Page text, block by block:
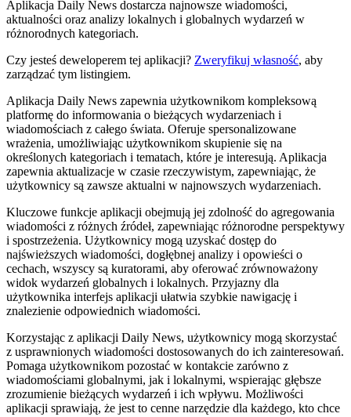
Aplikacja Daily News dostarcza najnowsze wiadomości,
aktualności oraz analizy lokalnych i globalnych wydarzeń w
różnorodnych kategoriach.
Czy jesteś deweloperem tej aplikacji? Zweryfikuj własność, aby
zarządzać tym listingiem.
Aplikacja Daily News zapewnia użytkownikom kompleksową
platformę do informowania o bieżących wydarzeniach i
wiadomościach z całego świata. Oferuje spersonalizowane
wrażenia, umożliwiając użytkownikom skupienie się na
określonych kategoriach i tematach, które je interesują. Aplikacja
zapewnia aktualizacje w czasie rzeczywistym, zapewniając, że
użytkownicy są zawsze aktualni w najnowszych wydarzeniach.
Kluczowe funkcje aplikacji obejmują jej zdolność do agregowania
wiadomości z różnych źródeł, zapewniając różnorodne perspektywy
i spostrzeżenia. Użytkownicy mogą uzyskać dostęp do
najświeższych wiadomości, dogłębnej analizy i opowieści o
cechach, wszyscy są kuratorami, aby oferować zrównoważony
widok wydarzeń globalnych i lokalnych. Przyjazny dla
użytkownika interfejs aplikacji ułatwia szybkie nawigację i
znalezienie odpowiednich wiadomości.
Korzystając z aplikacji Daily News, użytkownicy mogą skorzystać
z usprawnionych wiadomości dostosowanych do ich zainteresowań.
Pomaga użytkownikom pozostać w kontakcie zarówno z
wiadomościami globalnymi, jak i lokalnymi, wspierając głębsze
zrozumienie bieżących wydarzeń i ich wpływu. Możliwości
aplikacji sprawiają, że jest to cenne narzędzie dla każdego, kto chce